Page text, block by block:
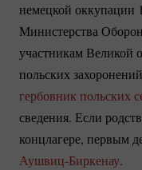
немецкой оккупации
Министерства
участникам Великой
польских
гербовник польских
сведения. Если
концлагере, первым
Аушвиц-Биркенау.